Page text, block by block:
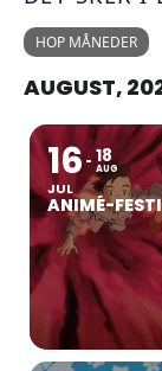
HOP MÅNEDER
AUGUST,
16
JUL
18
AUG
ANIMÉ-